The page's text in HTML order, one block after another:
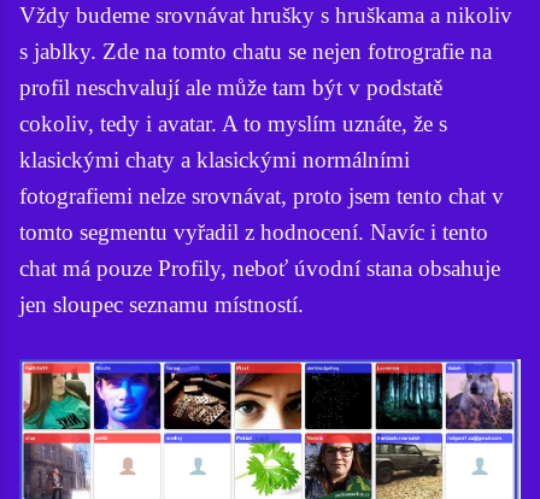
Vždy budeme srovnávat hrušky s hruškama a nikoliv
s jablky. Zde na tomto chatu se nejen fotrografie na
profil neschvalují ale může tam být v podstatě
cokoliv, tedy i avatar. A to myslím uznáte, že s
klasickými chaty a klasickými normálními
fotografiemi nelze srovnávat, proto jsem tento chat v
tomto segmentu vyřadil z hodnocení. Navíc i tento
chat má pouze Profily, neboť úvodní stana obsahuje
jen sloupec seznamu místností.